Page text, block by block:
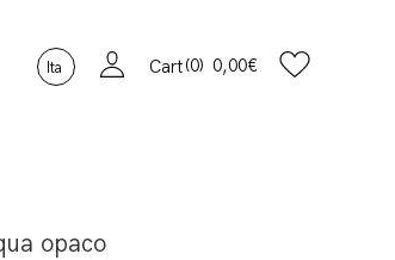
Ita Cart 0 0,00€
opaco